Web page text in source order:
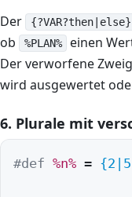
Der {?VAR?then|else}
ob
%PLAN%
einen
Der verworfene
wird ausgewertet
6. Plurale mit
#def %n% =